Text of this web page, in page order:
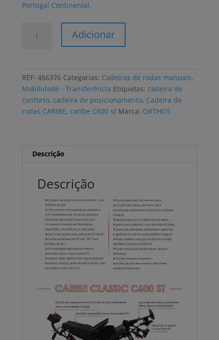
Portugal Continental.
CARIBE
CLASSIC
C600
Adicionar
REF: 456376 Categorias: Cadeiras de rodas manuais,
Mobilidade - Transferência Etiquetas: cadeira de
conforto, cadeira de posicionamento, Cadeira de
rodas CARIBE, caribe C600 st Marca: ORTHOS
Descrição
Descrição